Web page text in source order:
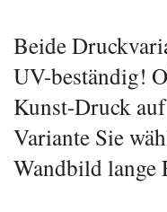
Beide
UV-beständig!
Kunst-Druck
Variante Sie
Wandbild lange